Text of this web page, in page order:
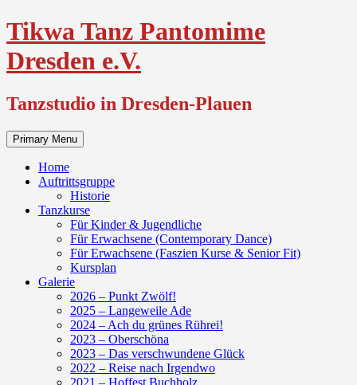
Skip
to
content
Tikwa Tanz Pantomime
Dresden e.V.
Tanzstudio in Dresden-Plauen
Primary Menu
Home
Auftrittsgruppe
Historie
Tanzkurse
Für Kinder & Jugendliche
Für Erwachsene (Contemporary Dance)
Für Erwachsene (Faszien Kurse & Senior Fit)
Kursplan
Galerie
2026 – Punkt Zwölf!
2025 – Langeweile Ade
2024 – Ach du grünes Rührei!
2023 – Oberschöna
2023 – Das verschwundene Glück
2022 – Reise nach Irgendwo
2021 – Hoffest Buchholz